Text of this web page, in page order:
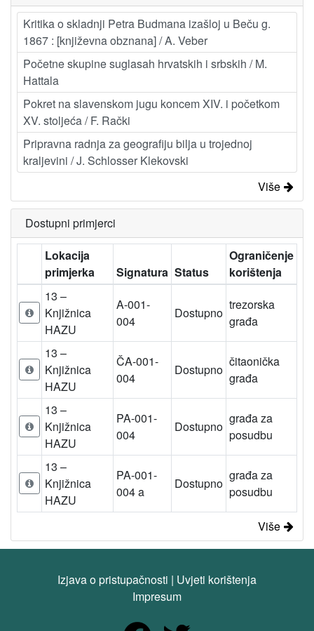
Kritika o skladnji Petra Budmana izašloj u Beču g.
1867 : [književna obznana] / A. Veber
Početne skupine suglasah hrvatskih i srbskih / M.
Hattala
Pokret na slavenskom jugu koncem XIV. i početkom
XV. stoljeća / F. Rački
Pripravna radnja za geografiju bilja u trojednoj
kraljevini / J. Schlosser Klekovski
Više
Dostupni primjerci
Lokacija
primjerka
Signatura Status
Ograničenje
korištenja
13 –
Knjižnica
HAZU
A-001-
004
Dostupno
trezorska
građa
13 –
Knjižnica
HAZU
ČA-001-
004
Dostupno
čitaonička
građa
13 –
Knjižnica
HAZU
PA-001-
004
Dostupno
građa za
posudbu
13 –
Knjižnica
HAZU
PA-001-
004 a
Dostupno
građa za
posudbu
Više
Izjava o pristupačnosti | Uvjeti korištenja
Impresum